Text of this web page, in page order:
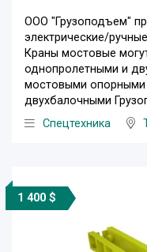
ООО "Грузоподъем"
электрические/
Краны мостовые
однопролетными и
мостовыми
двухбалочными
Спецтехника
1 400 $